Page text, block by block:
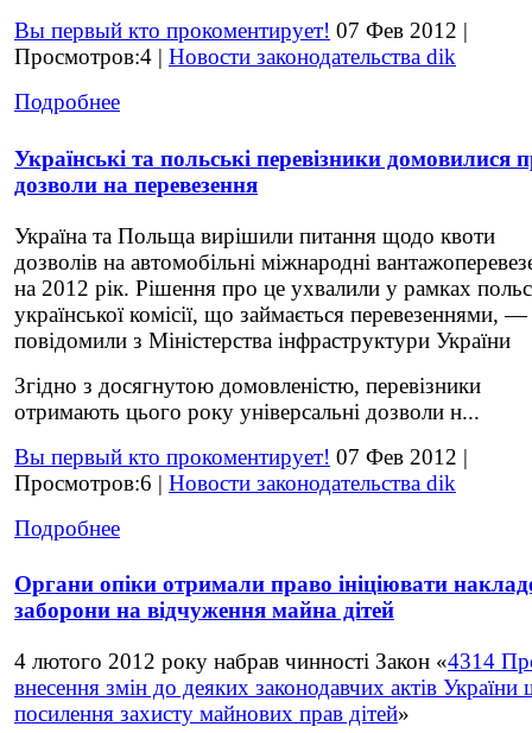
Вы первый кто прокоментирует! 07 Фев 2012 |
Просмотров:4 | Новости законодательства dik
Подробнее
Українські та польські перевізники домовилися
дозволи на перевезення
Україна та Польща вирішили питання щодо квоти
дозволів на автомобільні міжнародні
на 2012 рік. Рішення про це ухвалили у рамках
української комісії, що займається перевезеннями, —
повідомили з Міністерства інфраструктури України
Згідно з досягнутою домовленістю, перевізники
отримають цього року універсальні дозволи н...
Вы первый кто прокоментирует! 07 Фев 2012 |
Просмотров:6 | Новости законодательства dik
Подробнее
Органи опіки отримали право ініціювати
заборони на відчуження майна дітей
4 лютого 2012 року набрав чинності Закон «4314
внесення змін до деяких законодавчих актів України
посилення захисту майнових прав дітей»